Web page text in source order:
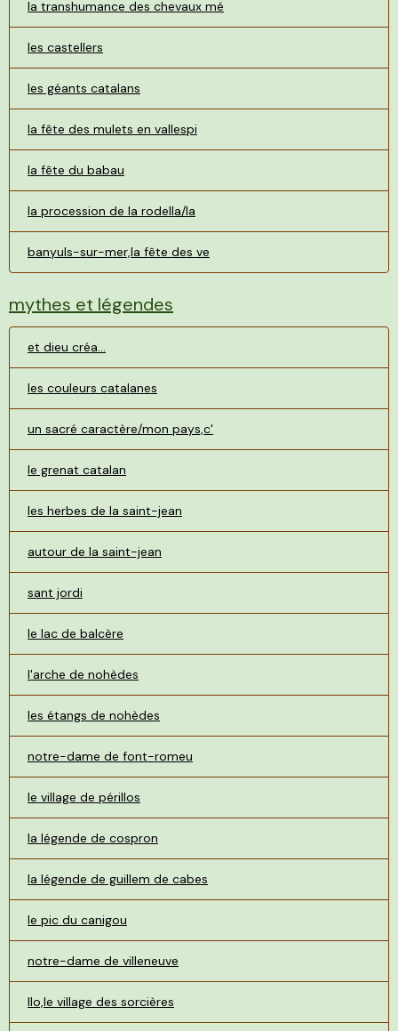
la transhumance des chevaux mé
les castellers
les géants catalans
la fête des mulets en vallespi
la fête du babau
la procession de la rodella/la
banyuls-sur-mer,la fête des ve
mythes et légendes
et dieu créa...
les couleurs catalanes
un sacré caractère/mon pays,c'
le grenat catalan
les herbes de la saint-jean
autour de la saint-jean
sant jordi
le lac de balcère
l'arche de nohèdes
les étangs de nohèdes
notre-dame de font-romeu
le village de périllos
la légende de cospron
la légende de guillem de cabes
le pic du canigou
notre-dame de villeneuve
llo,le village des sorcières